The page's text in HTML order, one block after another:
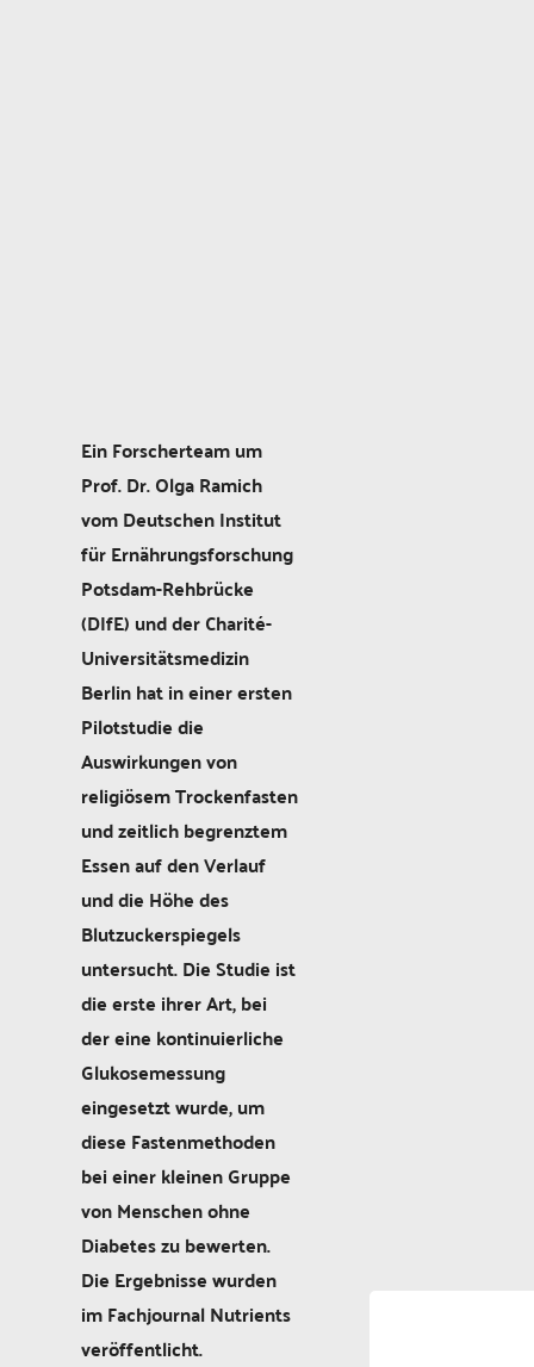
Ein Forscherteam um
Prof. Dr. Olga Ramich
vom Deutschen Institut
für Ernährungsforschung
Potsdam-Rehbrücke
(DIfE) und der Charité-
Universitätsmedizin
Berlin hat in einer ersten
Pilotstudie die
Auswirkungen von
religiösem Trockenfasten
und zeitlich begrenztem
Essen auf den Verlauf
und die Höhe des
Blutzuckerspiegels
untersucht. Die Studie ist
die erste ihrer Art, bei
der eine kontinuierliche
Glukosemessung
eingesetzt wurde, um
diese Fastenmethoden
bei einer kleinen Gruppe
von Menschen ohne
Diabetes zu bewerten.
Die Ergebnisse wurden
im Fachjournal Nutrients
veröffentlicht.